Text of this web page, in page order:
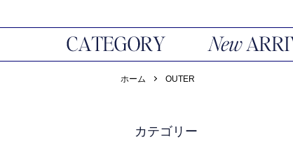
ホーム OUTER
カテゴリー